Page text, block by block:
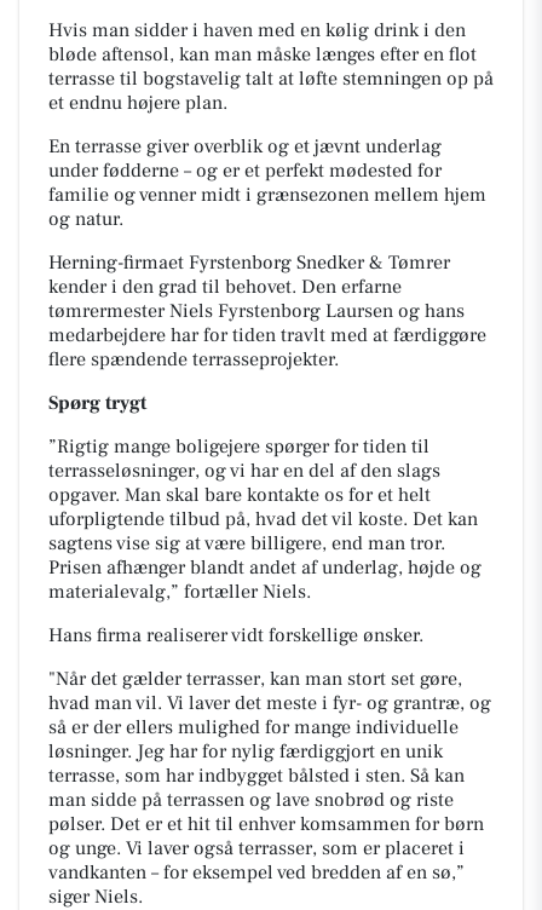
Hvis man sidder i haven med en kølig drink i den
bløde aftensol, kan man måske længes efter en flot
terrasse til bogstavelig talt at løfte stemningen op på
et endnu højere plan.
En terrasse giver overblik og et jævnt underlag
under fødderne – og er et perfekt mødested for
familie og venner midt i grænsezonen mellem hjem
og natur.
Herning-firmaet Fyrstenborg Snedker & Tømrer
kender i den grad til behovet. Den erfarne
tømrermester Niels Fyrstenborg Laursen og hans
medarbejdere har for tiden travlt med at færdiggøre
flere spændende terrasseprojekter.
Spørg trygt
”Rigtig mange boligejere spørger for tiden til
terrasseløsninger, og vi har en del af den slags
opgaver. Man skal bare kontakte os for et helt
uforpligtende tilbud på, hvad det vil koste. Det kan
sagtens vise sig at være billigere, end man tror.
Prisen afhænger blandt andet af underlag, højde og
materialevalg,” fortæller Niels.
Hans firma realiserer vidt forskellige ønsker.
"Når det gælder terrasser, kan man stort set gøre,
hvad man vil. Vi laver det meste i fyr- og grantræ, og
så er der ellers mulighed for mange individuelle
løsninger. Jeg har for nylig færdiggjort en unik
terrasse, som har indbygget bålsted i sten. Så kan
man sidde på terrassen og lave snobrød og riste
pølser. Det er et hit til enhver komsammen for børn
og unge. Vi laver også terrasser, som er placeret i
vandkanten – for eksempel ved bredden af en sø,”
siger Niels.